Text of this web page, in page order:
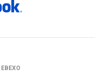
EBEXO